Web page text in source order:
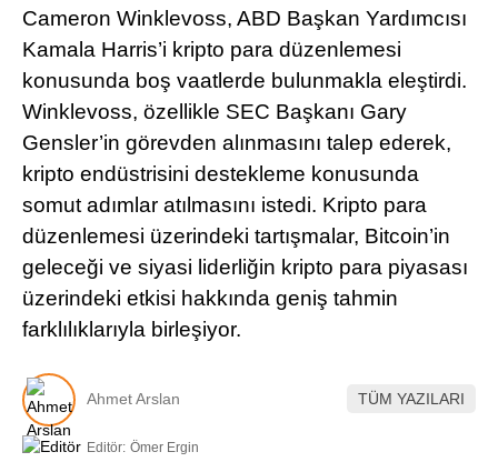
Cameron Winklevoss, ABD Başkan Yardımcısı
Kamala Harris’i kripto para düzenlemesi
konusunda boş vaatlerde bulunmakla eleştirdi.
Winklevoss, özellikle SEC Başkanı Gary
Gensler’in görevden alınmasını talep ederek,
kripto endüstrisini destekleme konusunda
somut adımlar atılmasını istedi. Kripto para
düzenlemesi üzerindeki tartışmalar, Bitcoin’in
geleceği ve siyasi liderliğin kripto para piyasası
üzerindeki etkisi hakkında geniş tahmin
farklılıklarıyla birleşiyor.
Ahmet Arslan TÜM YAZILARI
Editör: Ömer Ergin